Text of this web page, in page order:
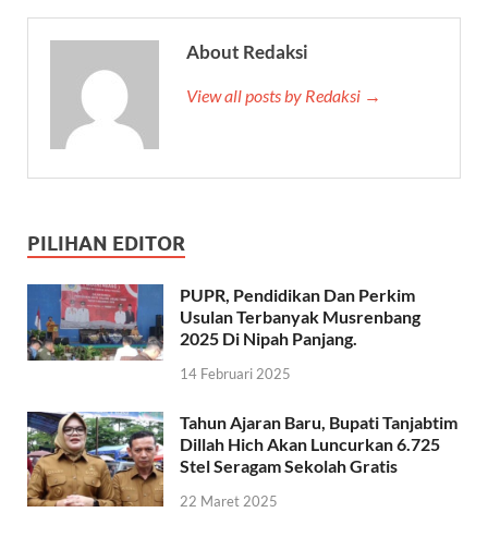
About Redaksi
View all posts by Redaksi →
PILIHAN EDITOR
PUPR, Pendidikan Dan Perkim
Usulan Terbanyak Musrenbang
2025 Di Nipah Panjang.
14 Februari 2025
Tahun Ajaran Baru, Bupati Tanjabtim
Dillah Hich Akan Luncurkan 6.725
Stel Seragam Sekolah Gratis
22 Maret 2025